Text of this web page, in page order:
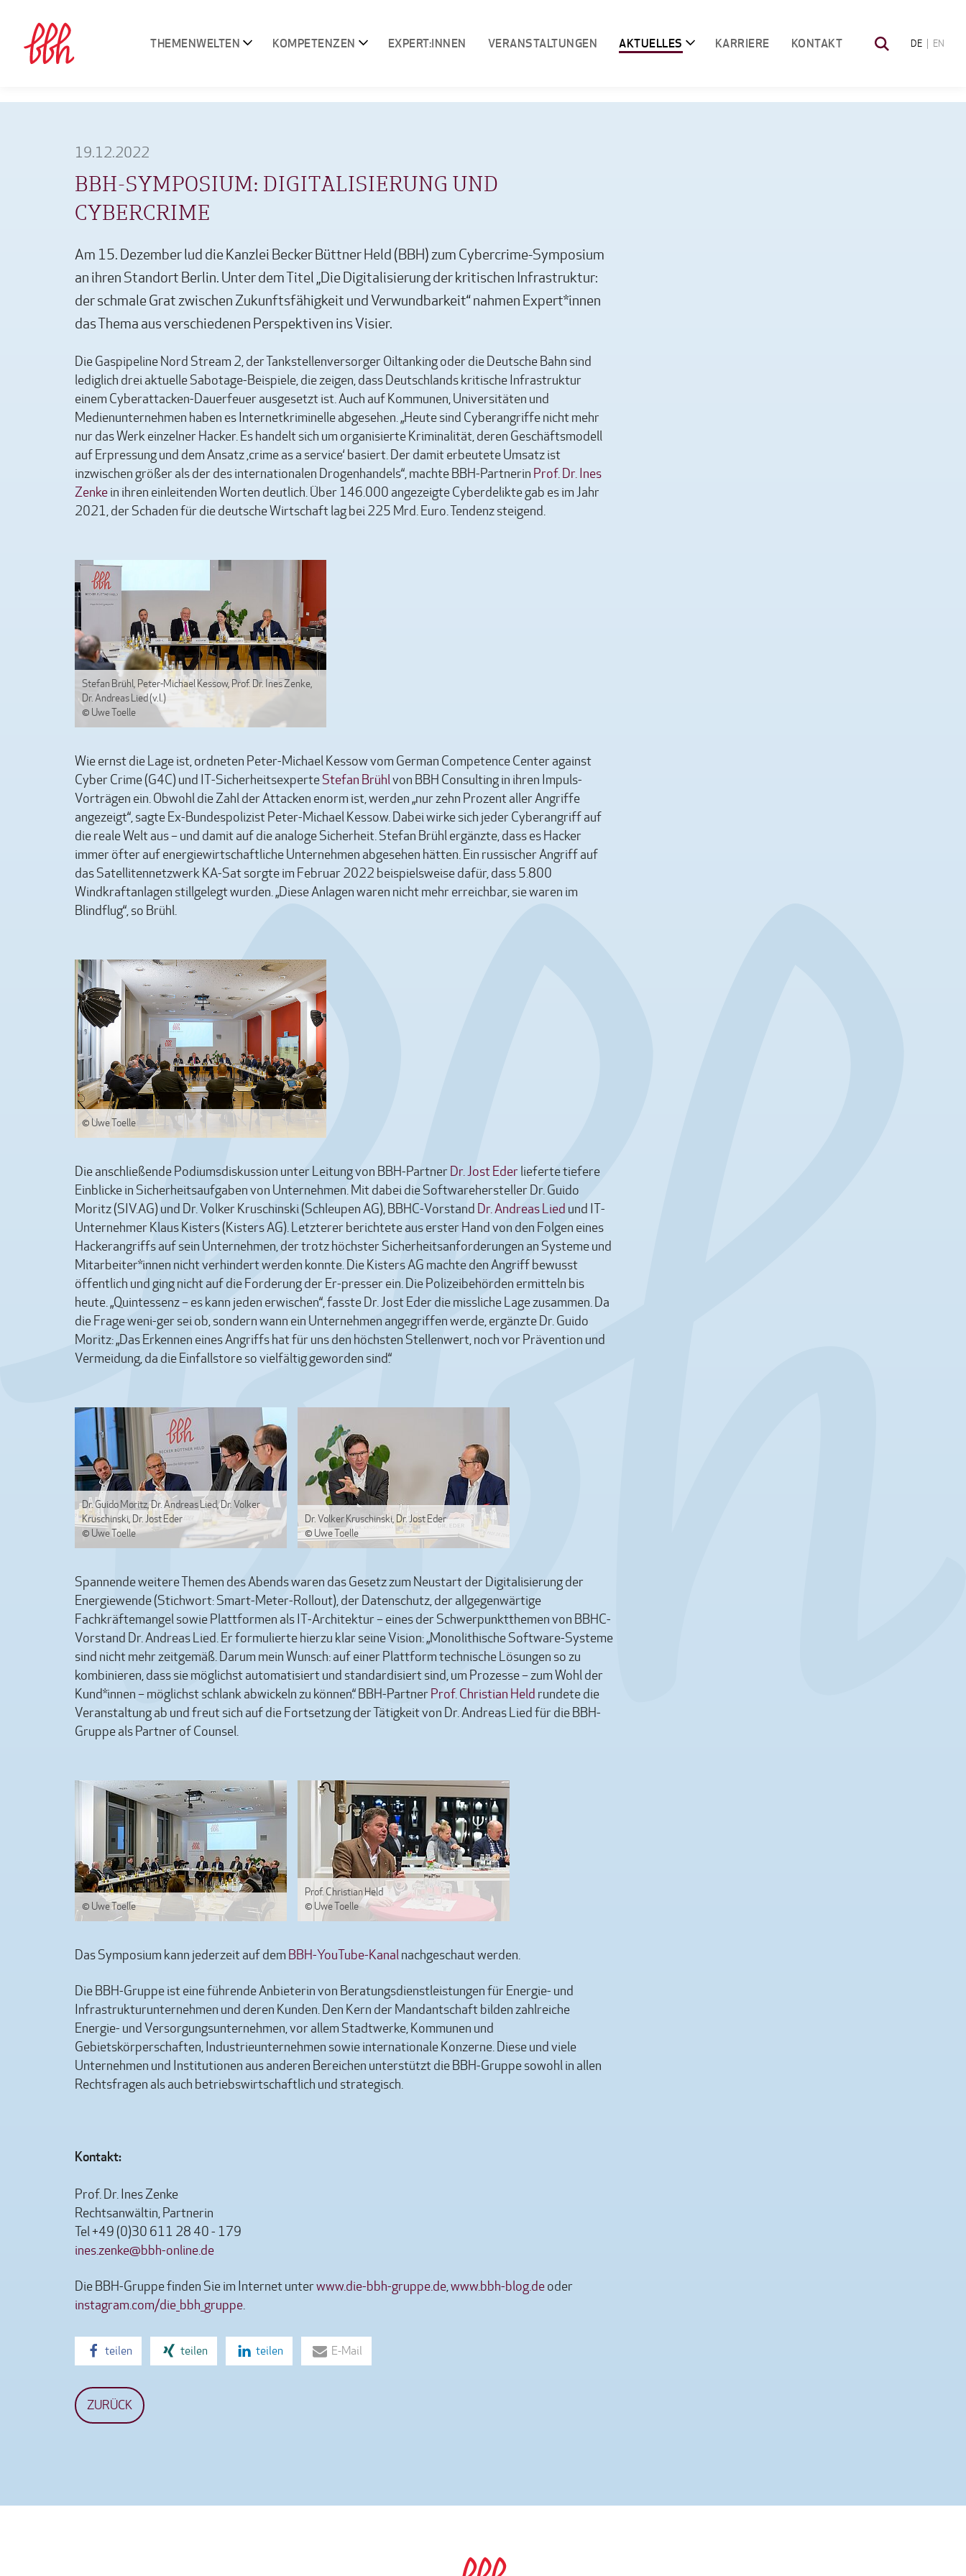
THEMENWELTEN KOMPETENZEN EXPERT:INNEN VERANSTALTUNGEN AKTUELLES KARRIERE KONTAKT DE EN
19.12.2022
BBH-SYMPOSIUM: DIGITALISIERUNG UND
CYBERCRIME
Am 15. Dezember lud die Kanzlei Becker Büttner Held (BBH) zum Cybercrime-Symposium
an ihren Standort Berlin. Unter dem Titel „Die Digitalisierung der kritischen Infrastruktur:
der schmale Grat zwischen Zukunftsfähigkeit und Verwundbarkeit“ nahmen Expert*innen
das Thema aus verschiedenen Perspektiven ins Visier.
Die Gaspipeline Nord Stream 2, der Tankstellenversorger Oiltanking oder die Deutsche Bahn sind
lediglich drei aktuelle Sabotage-Beispiele, die zeigen, dass Deutschlands kritische Infrastruktur
einem Cyberattacken-Dauerfeuer ausgesetzt ist. Auch auf Kommunen, Universitäten und
Medienunternehmen haben es Internetkriminelle abgesehen. „Heute sind Cyberangriffe nicht mehr
nur das Werk einzelner Hacker. Es handelt sich um organisierte Kriminalität, deren Geschäftsmodell
auf Erpressung und dem Ansatz ,crime as a service‘ basiert. Der damit erbeutete Umsatz ist
inzwischen größer als der des internationalen Drogenhandels“, machte BBH-Partnerin Prof. Dr. Ines
Zenkein ihren einleitenden Worten deutlich. Über 146.000 angezeigte Cyberdelikte gab es im Jahr
2021, der Schaden für die deutsche Wirtschaft lag bei 225 Mrd. Euro. Tendenz steigend.
Stefan Brühl, Peter-Michael Kessow, Prof. Dr. Ines Zenke,
Dr. Andreas Lied (v.l.)
© Uwe Toelle
Wie ernst die Lage ist, ordneten Peter-Michael Kessow vom German Competence Center against
Cyber Crime (G4C) und IT-SicherheitsexperteStefan Brühlvon BBH Consulting in ihren Impuls-
Vorträgen ein. Obwohl die Zahl der Attacken enorm ist, werden „nur zehn Prozent aller Angriffe
angezeigt“, sagte Ex-Bundespolizist Peter-Michael Kessow. Dabei wirke sich jeder Cyberangriff auf
die reale Welt aus – und damit auf die analoge Sicherheit. Stefan Brühl ergänzte, dass es Hacker
immer öfter auf energiewirtschaftliche Unternehmen abgesehen hätten. Ein russischer Angriff auf
das Satellitennetzwerk KA-Sat sorgte im Februar 2022 beispielsweise dafür, dass 5.800
Windkraftanlagen stillgelegt wurden. „Diese Anlagen waren nicht mehr erreichbar, sie waren im
Blindflug“, so Brühl.
© Uwe Toelle
Die anschließende Podiumsdiskussion unter Leitung von BBH-PartnerDr. Jost Ederlieferte tiefere
Einblicke in Sicherheitsaufgaben von Unternehmen. Mit dabei die Softwarehersteller Dr. Guido
Moritz (SIV.AG) und Dr. Volker Kruschinski (Schleupen AG), BBHC-Vorstand Dr. Andreas Lied und IT-
Unternehmer Klaus Kisters (Kisters AG). Letzterer berichtete aus erster Hand von den Folgen eines
Hackerangriffs auf sein Unternehmen, der trotz höchster Sicherheitsanforderungen an Systeme und
Mitarbeiter*innen nicht verhindert werden konnte. Die Kisters AG machte den Angriff bewusst
öffentlich und ging nicht auf die Forderung der Er-presser ein. Die Polizeibehörden ermitteln bis
heute. „Quintessenz – es kann jeden erwischen“, fasste Dr. Jost Eder die missliche Lage zusammen. Da
die Frage weni-ger sei ob, sondern wann ein Unternehmen angegriffen werde, ergänzte Dr. Guido
Moritz: „Das Erkennen eines Angriffs hat für uns den höchsten Stellenwert, noch vor Prävention und
Vermeidung, da die Einfallstore so vielfältig geworden sind.“
Dr. Guido Moritz, Dr. Andreas Lied, Dr. Volker
Kruschinski, Dr. Jost Eder
© Uwe Toelle
Dr. Volker Kruschinski, Dr. Jost Eder
© Uwe Toelle
Spannende weitere Themen des Abends waren das Gesetz zum Neustart der Digitalisierung der
Energiewende (Stichwort: Smart-Meter-Rollout), der Datenschutz, der allgegenwärtige
Fachkräftemangel sowie Plattformen als IT-Architektur – eines der Schwerpunktthemen von BBHC-
Vorstand Dr. Andreas Lied. Er formulierte hierzu klar seine Vision: „Monolithische Software-Systeme
sind nicht mehr zeitgemäß. Darum mein Wunsch: auf einer Plattform technische Lösungen so zu
kombinieren, dass sie möglichst automatisiert und standardisiert sind, um Prozesse – zum Wohl der
Kund*innen – möglichst schlank abwickeln zu können.“ BBH-PartnerProf. Christian Held rundete die
Veranstaltung ab und freut sich auf die Fortsetzung der Tätigkeit von Dr. Andreas Lied für die BBH-
Gruppe als Partner of Counsel.
© Uwe Toelle
Prof. Christian Held
© Uwe Toelle
Das Symposium kann jederzeit auf dem BBH-YouTube-Kanalnachgeschaut werden.
Die BBH-Gruppe ist eine führende Anbieterin von Beratungsdienstleistungen für Energie- und
Infrastrukturunternehmen und deren Kunden. Den Kern der Mandantschaft bilden zahlreiche
Energie- und Versorgungsunternehmen, vor allem Stadtwerke, Kommunen und
Gebietskörperschaften, Industrieunternehmen sowie internationale Konzerne. Diese und viele
Unternehmen und Institutionen aus anderen Bereichen unterstützt die BBH-Gruppe sowohl in allen
Rechtsfragen als auch betriebswirtschaftlich und strategisch.
Kontakt:
Prof. Dr. Ines Zenke
Rechtsanwältin, Partnerin
Tel +49 (0)30 611 28 40 - 179
ines.zenke@bbh-online.de
Die BBH-Gruppe finden Sie im Internet unterwww.die-bbh-gruppe.de,www.bbh-blog.deoder
instagram.com/die_bbh_gruppe.
teilen teilen teilen E-Mail
ZURÜCK